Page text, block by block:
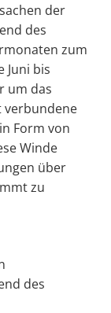
der
des
zum
Juni bis
um das
verbundene
Form von
Winde
über
zu
des